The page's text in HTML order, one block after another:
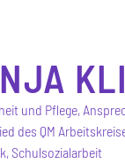
und Pflege,
des QM
Schulsozialarbeit